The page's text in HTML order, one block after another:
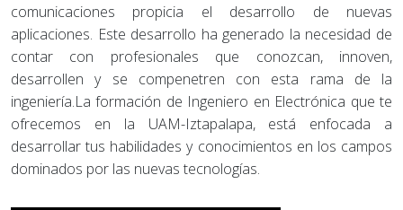
comunicaciones propicia el desarrollo de nuevas
aplicaciones. Este desarrollo ha generado la necesidad de
contar con profesionales que conozcan, innoven,
desarrollen y se compenetren con esta rama de la
ingeniería.La formación de Ingeniero en Electrónica que te
ofrecemos en la UAM-Iztapalapa, está enfocada a
desarrollar tus habilidades y conocimientos en los campos
dominados por las nuevas tecnologías.